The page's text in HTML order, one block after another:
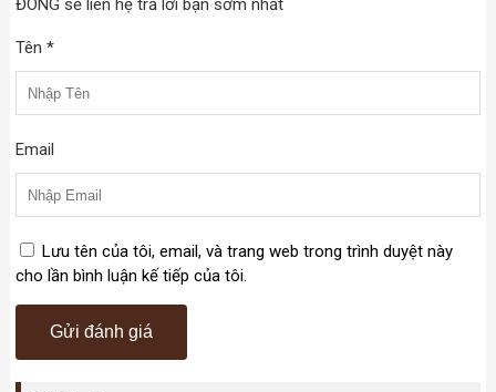
ĐÔNG sẽ liên hệ trả lời bạn sớm nhất
Tên *
Email
Lưu tên của tôi, email, và trang web trong trình duyệt này
cho lần bình luận kế tiếp của tôi.